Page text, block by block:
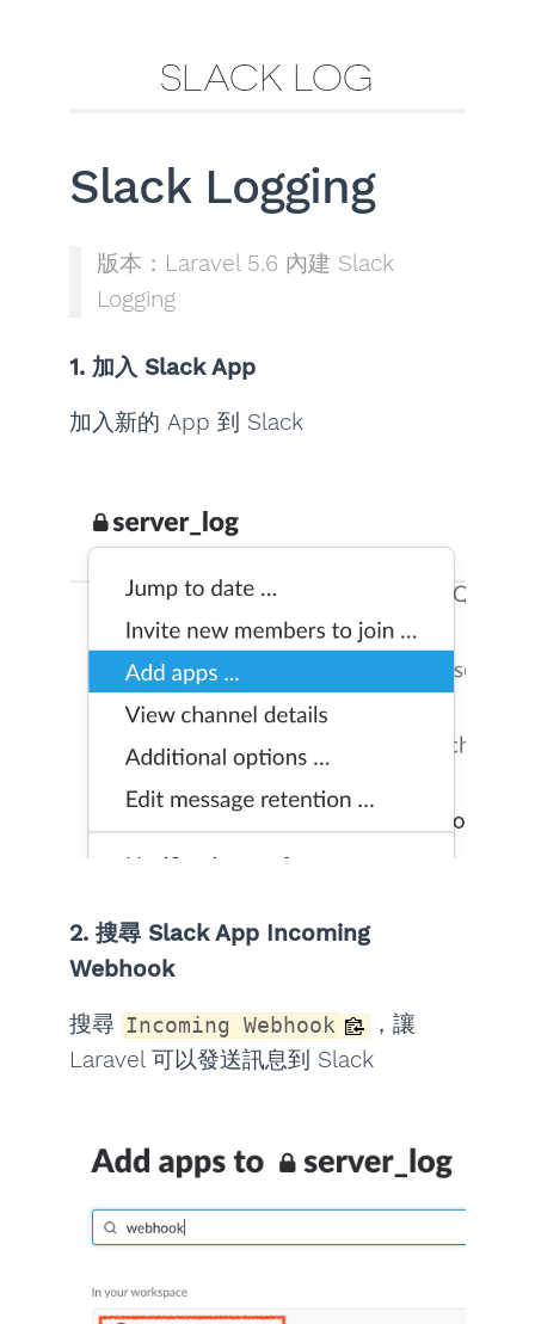
SLACK LOG
Slack Logging
版本：Laravel 5.6 內建 Slack
Logging
1. 加入 Slack App
加入新的 App 到 Slack
2. 搜尋 Slack App Incoming
Webhook
搜尋 Incoming Webhook
，讓
Laravel 可以發送訊息到 Slack